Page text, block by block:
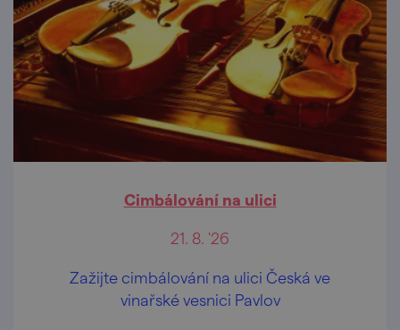
Cimbálování na ulici
21. 8. '26
Zažijte cimbálování na ulici Česká ve
vinařské vesnici Pavlov